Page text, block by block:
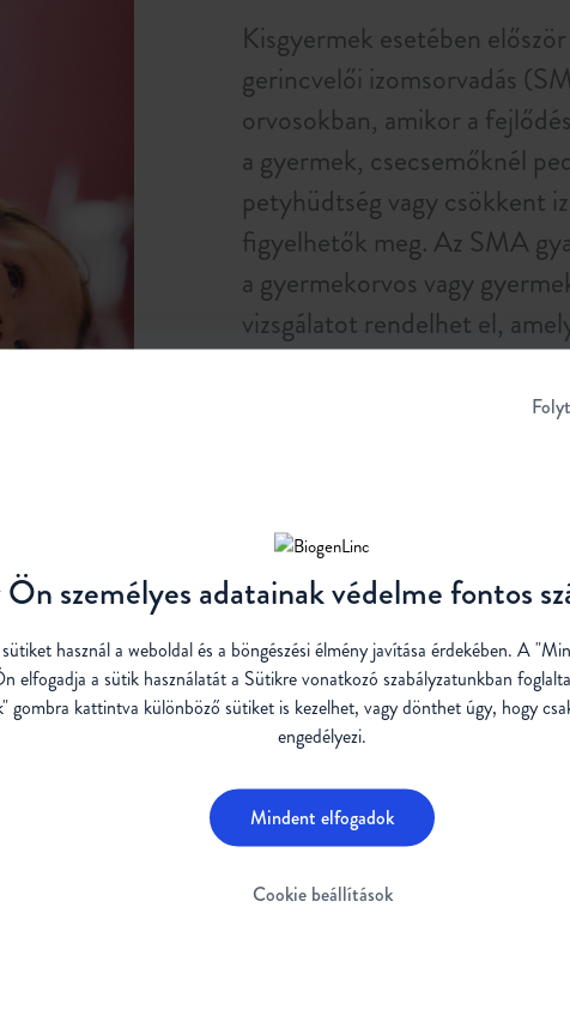
személyes adatainak védelme fontos
használ a weboldal és a böngészési élmény javítása érdekében. A
elfogadja a sütik használatát a Sütikre vonatkozó szabályzatunkban
gombra kattintva különböző sütiket is kezelhet, vagy dönthet úgy, hogy
engedélyezi.
Mindent elfogadok
Cookie beállítások
Kisgyermek esetében
gerincvelői izomsorvadás
orvosokban, amikor a
a gyermek, csecsemőknél
petyhüdtség vagy csökkent
figyelhetők meg. Az SMA
a gyermekorvos vagy
vizsgálatot rendelhet el,
igazolásában vagy